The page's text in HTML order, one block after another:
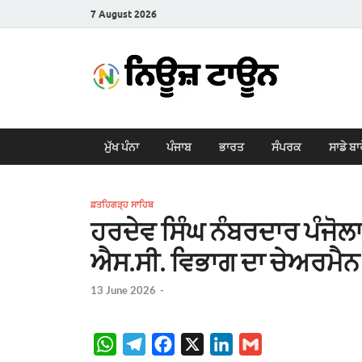
7 August 2026
ਮੁੱਖ ਪੰਨਾ ਪੰਜਾਬ ਭਾਰਤ ਸੰਪਰਕ ਸਾਡੇ
ਫ਼ਤਹਿਗੜ੍ਹ ਸਾਹਿਬ
ਹਰਦੇਵ ਸਿੰਘ ਨੰਬਰਦਾਰ
ਐਸ.ਸੀ. ਵਿਭਾਗ ਦਾ
13 June 2026 -
W